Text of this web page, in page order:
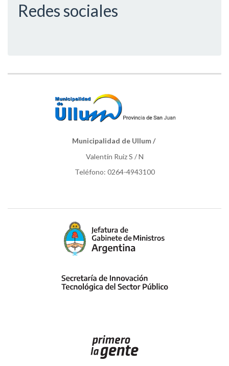
Redes sociales
Municipalidad de Ullum /
Valentín Ruiz S / N
Teléfono: 0264-4943100